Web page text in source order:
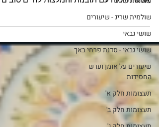
שולמית שריג - שיעורים
שושי גבאי
שושי גבאי - סדנת פרחי באך
שיעורים על אומן וערש
החסידות
תעצומות חלק א'
תעצומות חלק ב'
מחכם ותם 2 | נורית אילון הירש
מסע חיים במציאות מורכבת והתמודדות דרך
אנושית וכנה עם תובנות והמלצות לחיים טובים
יותר. אהבת? שתפי אותנו בתחתית העמוד:)
להשמעת קובץ MP3 #נוריתאילון #רבינחמן
#סיפורימעשיות